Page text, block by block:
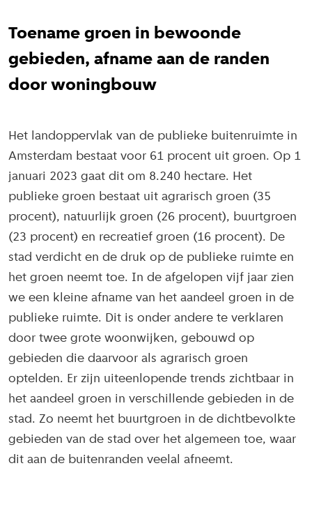
Toename groen in bewoonde
gebieden, afname aan de randen
door woningbouw
Het landoppervlak van de publieke buitenruimte in
Amsterdam bestaat voor 61 procent uit groen. Op 1
januari 2023 gaat dit om 8.240 hectare. Het
publieke groen bestaat uit agrarisch groen (35
procent), natuurlijk groen (26 procent), buurtgroen
(23 procent) en recreatief groen (16 procent). De
stad verdicht en de druk op de publieke ruimte en
het groen neemt toe. In de afgelopen vijf jaar zien
we een kleine afname van het aandeel groen in de
publieke ruimte. Dit is onder andere te verklaren
door twee grote woonwijken, gebouwd op
gebieden die daarvoor als agrarisch groen
optelden. Er zijn uiteenlopende trends zichtbaar in
het aandeel groen in verschillende gebieden in de
stad. Zo neemt het buurtgroen in de dichtbevolkte
gebieden van de stad over het algemeen toe, waar
dit aan de buitenranden veelal afneemt.